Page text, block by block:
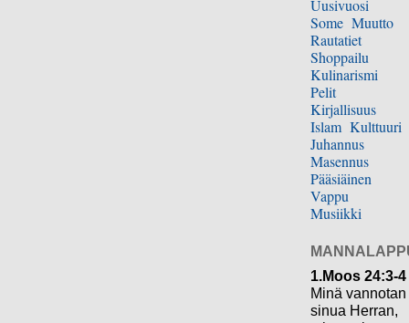
Uusivuosi
Some Muutto
Rautatiet
Shoppailu
Kulinarismi
Pelit
Kirjallisuus
Islam Kulttuuri
Juhannus
Masennus
Pääsiäinen
Vappu
Musiikki
1.Moos 24:3-4
Minä vannotan
sinua Herran,